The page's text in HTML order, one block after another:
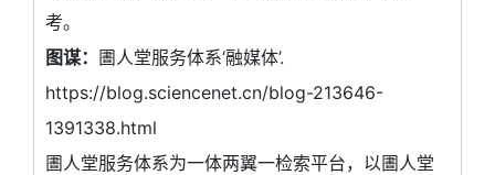
考。
图谋： 圕人堂服务体系‘融媒体’.
https://blog.sciencenet.cn/blog-213646-
1391338.html
圕人堂服务体系为一体两翼一检索平台，以圕人堂